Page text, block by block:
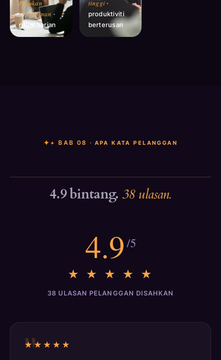
Pasukan
kepimpinan ·
ritual harian
tinggi ·
produktiviti
berterusan
+ BAB 08 · APA KATA PELANGGAN
4.9 bintang. 38 ulasan.
4.9/5
★ ★ ★ ★ ★
38 ULASAN PELANGGAN DISAHKAN
★★★★★